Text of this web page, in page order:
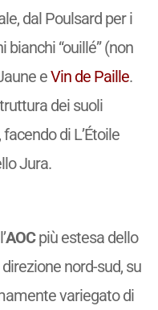
dal Poulsard per i
bianchi “ouillé” (non
eVin de Paille.
dei suoli
di L’Étoile
Jura.
AOCpiù estesa dello
nord-sud, su
variegato di